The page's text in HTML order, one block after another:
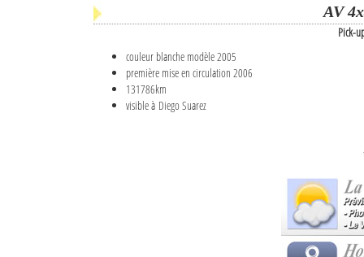
AV
Pick-
couleur blanche modèle 2005
première mise en circulation 2006
131786km
visible à Diego Suarez